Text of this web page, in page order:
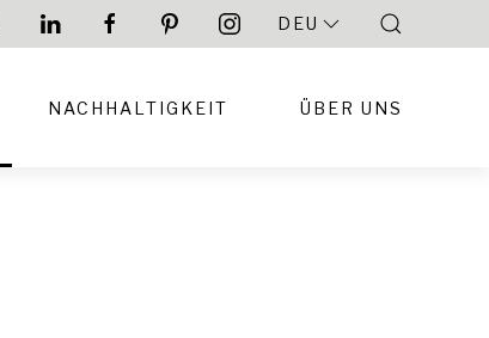
DEU
NACHHALTIGKEIT ÜBER UNS